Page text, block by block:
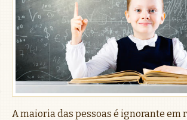
A maioria das pessoas é ignorante em